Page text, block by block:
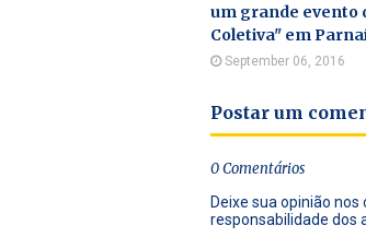
um grande evento
Coletiva" em
September 06, 2016
Postar um
0 Comentários
Deixe sua opinião
responsabilidade dos